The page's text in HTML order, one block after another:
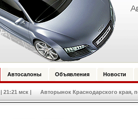
Автосалоны Объявления Новости
| 21:21 мск | Авторынок Краснодарского края,